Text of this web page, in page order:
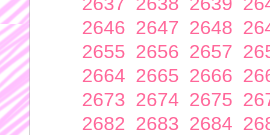
2646 2647 2648
2655 2656 2657
2664 2665 2666
2673 2674 2675
2682 2683 2684